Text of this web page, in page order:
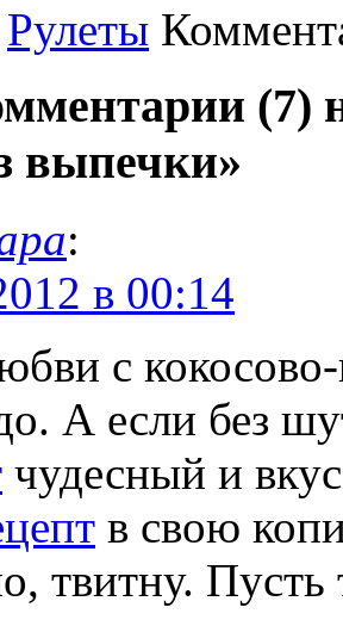
Рулеты
(7)
выпечки»
:
в 00:14
с
А если без
чудесный и
в свою
твитну.